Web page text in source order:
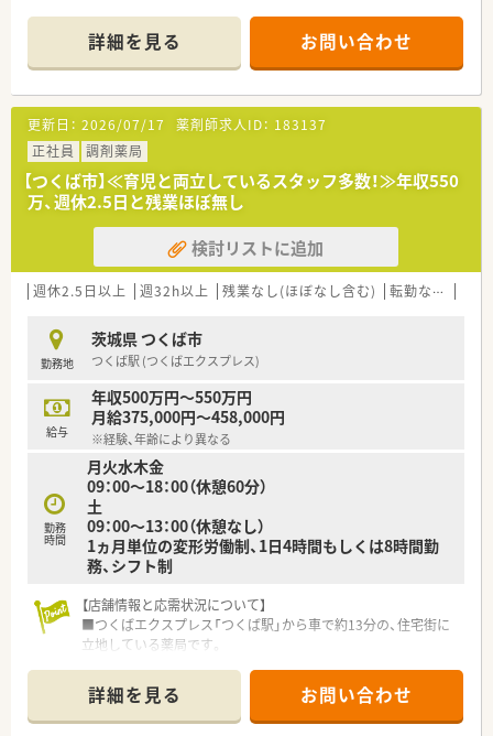
頑張り次第で高給与も可能！
■経験や勤務コースによりますが、経験の少ない方でも500万前
半スタートと業界TOP水準！
■職種や職域に合わせ、豊富な社内研修や外部組織と連携した研
修を用意されています
■薬剤師が中心の会社だからこそ活躍できるキャリアパスが多
種多様に用意されています。
■店舗拡大に伴い、エリアマネジャーや営業部長等のマネジメン
トのポジションも増えます。
■在宅や教育等の専門性を活かせるスペシャリストを目指すこ
とも可能です。
■その他にも、管理部門や商品部門等の本社スタッフなど活動領
域は多種多様です。
■在宅実施店舗は年々増加しており、在宅医療へもしっかりと関
■育児休暇は3歳まで取得が可能で、時短制度は小学5年生まで
時短勤務ができるよう変更予定です。
■年間休日が120日とワークライフバランスが整っています
■日用品から常備薬まで、従業員割引制度など嬉しいメリットも
たくさんあります！
詳細を見る お問い合わせ
更新日： 2026/07/17 薬剤師求人ID： 183137
正社員
調剤薬局
【つくば市】≪育児と両立しているスタッフ多数！≫年収550
万、週休2.5日と残業ほぼ無し
検討リストに追加
週休2.5日以上 週32h以上 残業なし(ほぼなし含む) 転勤なし
勤務地
茨城県 つくば市
つくば駅 (つくばエクスプレス)
給与
年収500万円～550万円
月給375,000円～458,000円
※経験、年齢により異なる
勤務
時間
月火水木金
09：00～18：00（休憩60分）
土
09：00～13：00（休憩なし）
1ヵ月単位の変形労働制、1日4時間もしくは8時間勤
務、シフト制
【店舗情報と応需状況について】
■つくばエクスプレス「つくば駅」から車で約13分の、住宅街に
立地している薬局です。
～2枚程度になります。
■薬剤師は常勤1名とパート2名に加え、事務員2～3名が在籍し
協力して業務を進めます。
詳細を見る お問い合わせ